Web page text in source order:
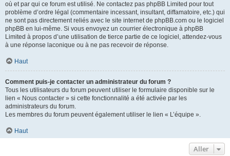
où et par qui ce forum est utilisé. Ne contactez pas phpBB Limited pour tout
problème d’ordre légal (commentaire incessant, insultant, diffamatoire, etc.) qui
ne sont pas directement reliés avec le site internet de phpBB.com ou le logiciel
phpBB en lui-même. Si vous envoyez un courrier électronique à phpBB
Limited à propos d’une utilisation de tierce partie de ce logiciel, attendez-vous
à une réponse laconique ou à ne pas recevoir de réponse.
Haut
Comment puis-je contacter un administrateur du forum ?
Tous les utilisateurs du forum peuvent utiliser le formulaire disponible sur le
lien « Nous contacter » si cette fonctionnalité a été activée par les
administrateurs du forum.
Les membres du forum peuvent également utiliser le lien « L’équipe ».
Haut
Aller